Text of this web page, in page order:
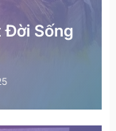
Đời Sống